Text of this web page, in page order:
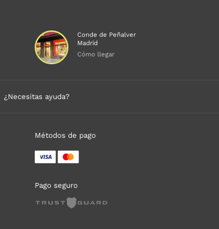
Conde de Peñalver
Madrid
Cómo llegar
¿Necesitas ayuda?
Métodos de pago
Pago seguro